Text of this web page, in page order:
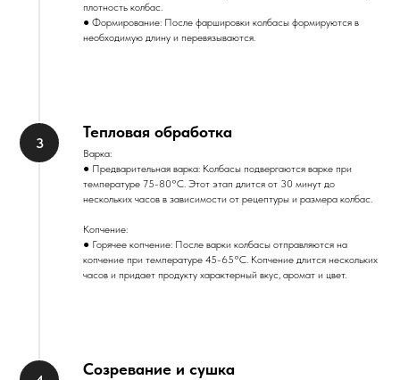
плотность колбас.
● Формирование: После фаршировки колбасы формируются в
необходимую длину и перевязываются.
Тепловая обработка
Варка:
● Предварительная варка: Колбасы подвергаются варке при
температуре 75-80°C. Этот этап длится от 30 минут до
нескольких часов в зависимости от рецептуры и размера колбас.
Копчение:
● Горячее копчение: После варки колбасы отправляются на
копчение при температуре 45-65°C. Копчение длится нескольких
часов и придает продукту характерный вкус, аромат и цвет.
Созревание и сушка